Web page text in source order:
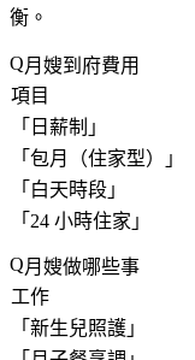
衡。
月嫂到府費用
項目
「 日薪制 」
「 包月（住家型） 」
「 白天時段 」
「 24 小時住家 」
月嫂做哪些事
工作
「 新生兒照護 」